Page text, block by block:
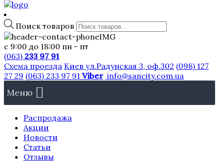
Поиск товаров
с 9:00 до 18:00 пн - пт
(063) 233 97 91
Схема проезда Киев ул.Радунская 3, оф.302 (098) 127
27 29 (063) 233 97 91 Viber info@sancity.com.ua
Меню
Распродажа
Акции
Новости
Статьи
Отзывы